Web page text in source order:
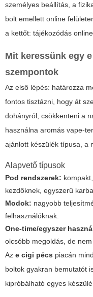
személyes beállítás, a
bolt emellett online
a kettőt: tájékozódás
Mit keressünk egy
szempontok
Az első lépés: határozza
fontos tisztázni, hogy át
dohányról, csökkenteni a
használna aromás vape-
ajánlott készülék típusa, a
Alapvető típusok
Pod rendszerek:
kezdőknek, egyszerű
Modok: nagyobb
felhasználóknak.
One-time/egyszer
olcsóbb megoldás, de
Az e cigi pécs piacán
boltok gyakran bemutatót
kipróbálható egyes